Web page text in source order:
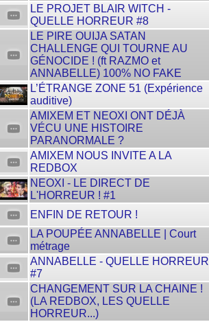
LE PROJET BLAIR WITCH -
QUELLE HORREUR #8
LE PIRE OUIJA SATAN
CHALLENGE QUI TOURNE AU
GÉNOCIDE ! (ft RAZMO et
ANNABELLE) 100% NO FAKE
L’ÉTRANGE ZONE 51 (Expérience
auditive)
AMIXEM ET NEOXI ONT DÉJÀ
VÉCU UNE HISTOIRE
PARANORMALE ?
AMIXEM NOUS INVITE A LA
REDBOX
NEOXI - LE DIRECT DE
L'HORREUR ! #1
ENFIN DE RETOUR !
LA POUPÉE ANNABELLE | Court
métrage
ANNABELLE - QUELLE HORREUR
#7
CHANGEMENT SUR LA CHAINE !
(LA REDBOX, LES QUELLE
HORREUR...)